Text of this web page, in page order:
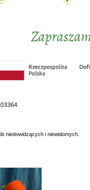
niedowidzących i niewidomych.